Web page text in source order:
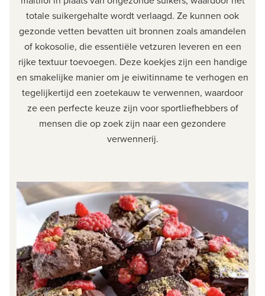
totale suikergehalte wordt verlaagd. Ze kunnen ook
gezonde vetten bevatten uit bronnen zoals amandelen
of kokosolie, die essentiële vetzuren leveren en een
rijke textuur toevoegen. Deze koekjes zijn een handige
en smakelijke manier om je eiwitinname te verhogen en
tegelijkertijd een zoetekauw te verwennen, waardoor
ze een perfecte keuze zijn voor sportliefhebbers of
mensen die op zoek zijn naar een gezondere
verwennerij.